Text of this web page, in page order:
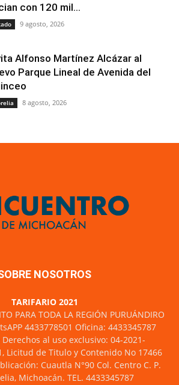
con 120 mil...
9 agosto, 2026
Alfonso Martínez Alcázar al
Parque Lineal de Avenida del
8 agosto, 2026
NOSOTROS
TARIFARIO 2021
PARA TODA LA REGIÓN PURUÁNDIRO
4433778501 Oficina: 4433345787
al uso exclusivo: 04-2021-
Licitud de Titulo y Contenido No 17466
Cuautla N°90 Col. Centro C. P.
Michoacán. TEL. 4433345787